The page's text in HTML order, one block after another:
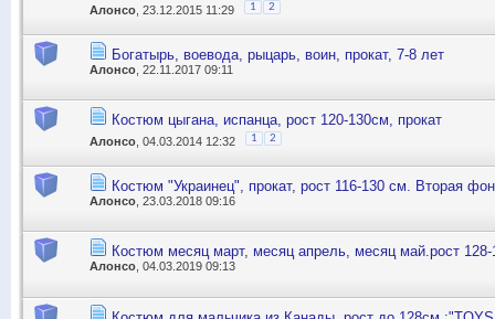
Алонсо , 23.12.2015 11:29 1 2
Богатырь, воевода, рыцарь, воин, прокат, 7-8 лет
Алонсо , 22.11.2017 09:11
Костюм цыгана, испанца, рост 120-130см, прокат
Алонсо , 04.03.2014 12:32 1 2
Костюм "Украинец", прокат, рост 116-130 см. Вторая
Алонсо , 23.03.2018 09:16
Костюм месяц март, месяц апрель, месяц май.рост
Алонсо , 04.03.2019 09:13